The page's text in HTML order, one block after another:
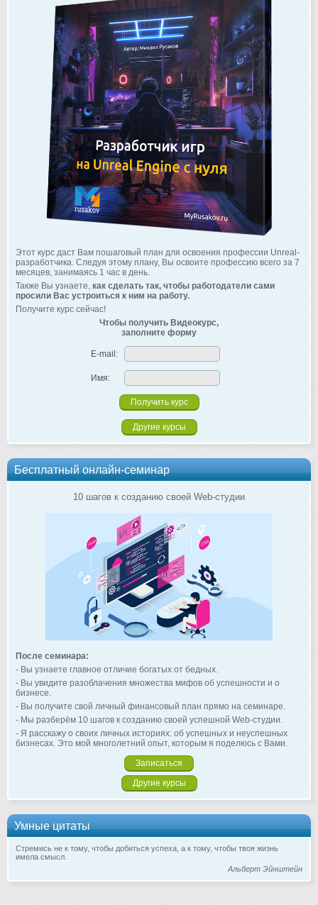
Этот курс даст Вам пошаговый план для освоения профессии Unreal-
разработчика. Следуя этому плану, Вы освоите профессию всего за 7
месяцев, занимаясь 1 час в день.
Также Вы узнаете, как сделать так, чтобы работодатели сами
просили Вас устроиться к ним на работу.
Получите курс сейчас!
Чтобы получить Видеокурс,
заполните форму
E-mail:
Имя:
Другие курсы
Бесплатный онлайн-семинар
10 шагов к созданию своей Web-студии
После семинара:
- Вы узнаете главное отличие богатых от бедных.
- Вы увидите разоблачения множества мифов об успешности и о
бизнесе.
- Вы получите свой личный финансовый план прямо на семинаре.
- Мы разберём 10 шагов к созданию своей успешной Web-студии.
- Я расскажу о своих личных историях: об успешных и неуспешных
бизнесах. Это мой многолетний опыт, которым я поделюсь с Вами.
Записаться
Другие курсы
Умные цитаты
Стремись не к тому, чтобы добиться успеха, а к тому, чтобы твоя жизнь
имела смысл.
Альберт Эйнштейн